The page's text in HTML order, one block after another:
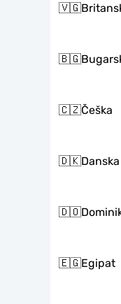
🇻🇬
🇧🇬
🇨🇿Češka
🇩🇰Danska
🇩🇴
🇪🇬Egipat